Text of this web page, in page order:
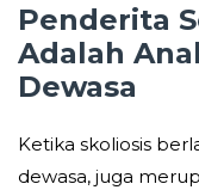
Penderita
Adalah
Dewasa
Ketika skoliosis
dewasa, juga